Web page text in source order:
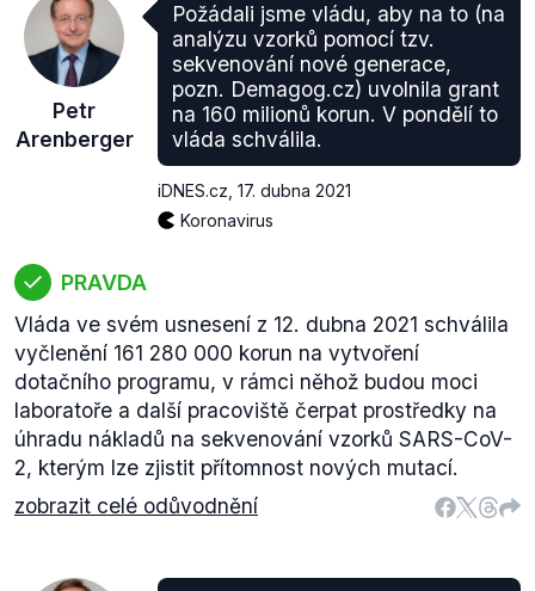
Petr
Arenberger
Požádali jsme vládu, aby na to (na
analýzu vzorků pomocí tzv.
sekvenování nové generace,
pozn. Demagog.cz) uvolnila grant
na 160 milionů korun. V pondělí to
vláda schválila.
iDNES.cz 17. dubna 2021
Koronavirus
PRAVDA
Vláda ve svém usnesení z 12. dubna 2021 schválila
vyčlenění 161 280 000 korun na vytvoření
dotačního programu, v rámci něhož budou moci
laboratoře a další pracoviště čerpat prostředky na
úhradu nákladů na sekvenování vzorků SARS-CoV-
2, kterým lze zjistit přítomnost nových mutací.
zobrazit celé odůvodnění